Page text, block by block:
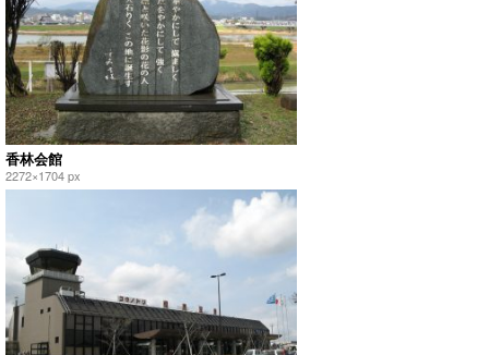
香林会館
2272×1704 px